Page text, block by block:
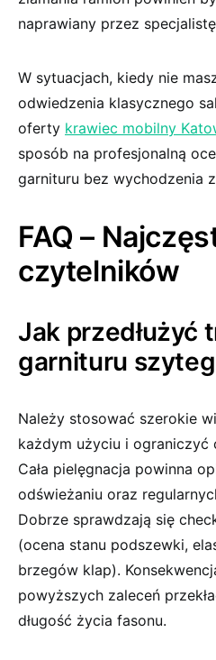
naprawiany przez
W sytuacjach, kiedy nie
odwiedzenia klasycznego
oferty krawiec mobilny
sposób na profesjonalną
garnituru bez wychodzenia
FAQ –
czytelników
Jak przedłużyć
garnituru
Należy stosować szerokie
każdym użyciu i ograniczyć
Cała pielęgnacja powinna
odświeżaniu oraz
Dobrze sprawdzają się
(ocena stanu podszewki,
brzegów klap).
powyższych zaleceń
długość życia fasonu.